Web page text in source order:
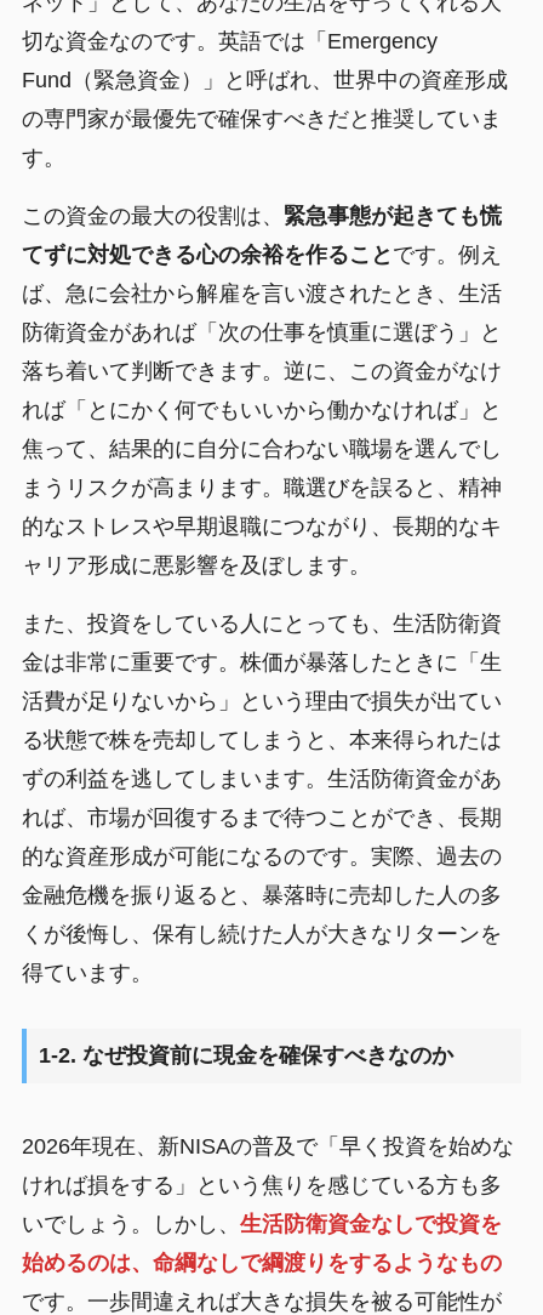
切な資金なのです。英語では「Emergency
Fund（緊急資金）」と呼ばれ、世界中の資産形成
の専門家が最優先で確保すべきだと推奨していま
す。
この資金の最大の役割は、 緊急事態が起きても慌
てずに対処できる心の余裕を作ること です。例え
ば、急に会社から解雇を言い渡されたとき、生活
防衛資金があれば「次の仕事を慎重に選ぼう」と
落ち着いて判断できます。逆に、この資金がなけ
れば「とにかく何でもいいから働かなければ」と
焦って、結果的に自分に合わない職場を選んでし
まうリスクが高まります。職選びを誤ると、精神
的なストレスや早期退職につながり、長期的なキ
ャリア形成に悪影響を及ぼします。
また、投資をしている人にとっても、生活防衛資
金は非常に重要です。株価が暴落したときに「生
活費が足りないから」という理由で損失が出てい
る状態で株を売却してしまうと、本来得られたは
ずの利益を逃してしまいます。生活防衛資金があ
れば、市場が回復するまで待つことができ、長期
的な資産形成が可能になるのです。実際、過去の
金融危機を振り返ると、暴落時に売却した人の多
くが後悔し、保有し続けた人が大きなリターンを
得ています。
1-2. なぜ投資前に現金を確保すべきなのか
2026年現在、新NISAの普及で「早く投資を始めな
ければ損をする」という焦りを感じている方も多
いでしょう。しかし、 生活防衛資金なしで投資を
始めるのは、命綱なしで綱渡りをするようなもの
です。一歩間違えれば大きな損失を被る可能性が